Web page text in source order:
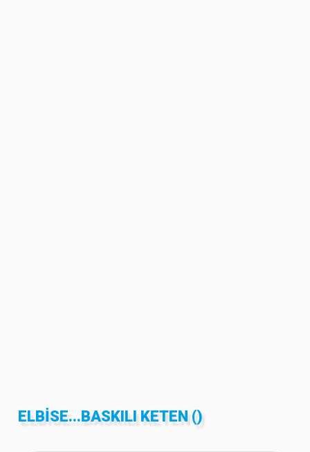
ELBISE...BASKILI KETEN ()